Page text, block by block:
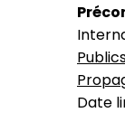
Date